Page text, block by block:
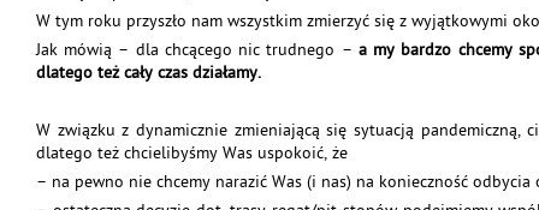
W tym roku przyszło nam wszystkim zmierzyć się z wyjątkowymi
Jak mówią – dla chcącego nic trudnego – a my bardzo chcemy
dlatego też cały czas działamy.
W związku z dynamicznie zmieniającą się sytuacją
dlatego też chcielibyśmy Was uspokoić, że
– na pewno nie chcemy narazić Was (i nas) na konieczność